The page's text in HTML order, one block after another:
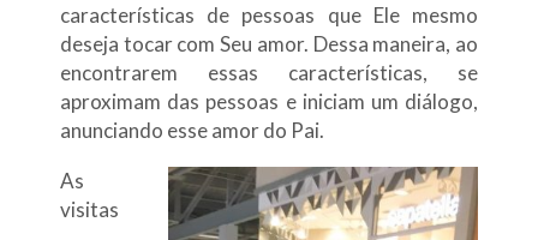
características de pessoas que Ele mesmo
deseja tocar com Seu amor. Dessa maneira, ao
encontrarem essas características, se
aproximam das pessoas e iniciam um diálogo,
anunciando esse amor do Pai.
As
visitas